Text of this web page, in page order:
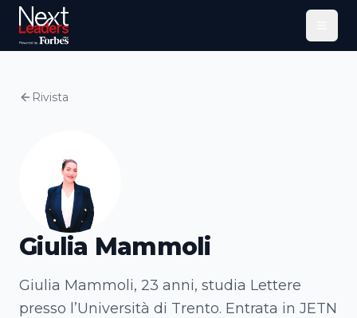
Rivista
Giulia Mammoli
Giulia Mammoli, 23 anni, studia Lettere
presso l’Università di Trento. Entrata in JETN